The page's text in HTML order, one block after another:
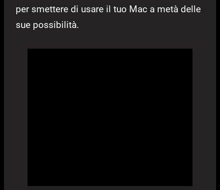
per smettere di usare il tuo Mac a metà delle
sue possibilità.